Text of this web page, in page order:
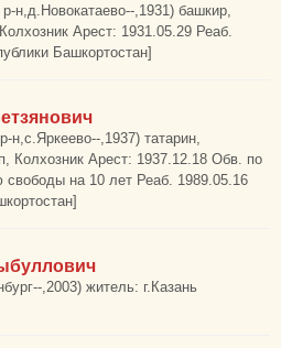
н,д.Новокатаево--,1931) башкир,
Арест: 1931.05.29 Реаб.
Башкортостан]
,1937) татарин,
Колхозник Арест: 1937.12.18 Обв. по
свободы на 10 лет Реаб. 1989.05.16
,2003) житель: г.Казань